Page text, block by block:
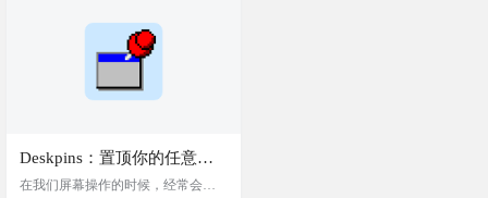
Deskpins：置顶你的任意窗
口程序，windows电脑窗口置
在我们屏幕操作的时候，经常会需